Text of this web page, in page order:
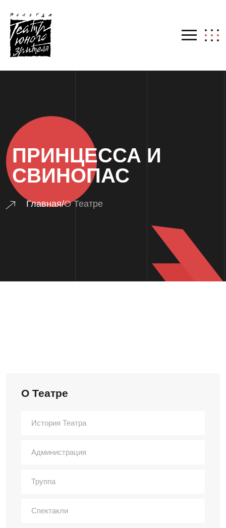
ПРИНЦЕССА И
СВИНОПАС
Главная/О Театре
О Театре
История Театра
Администрация
Труппа
Спектакли